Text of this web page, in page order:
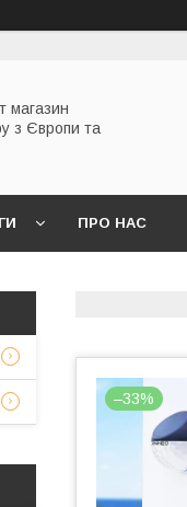
магазин
з Європи та
ПРО НАС
–33%